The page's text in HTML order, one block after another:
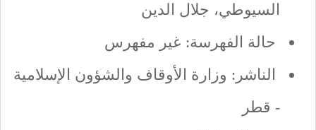
السيوطي، جلال الدين
حالة الفهرسة: غير مفهرس
الناشر: وزارة الأوقاف والشؤون الإسلامية
- قطر